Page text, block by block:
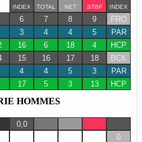
INDEX TOTAL NET STBF INDEX
6 7 8 9
FRO
3 4 4 5
PAR
16 6 18 4
HCP
15 16 17 18
BCK
4 4 5 3
PAR
17 5 3 13 HCP
HOMMES
0,0
0